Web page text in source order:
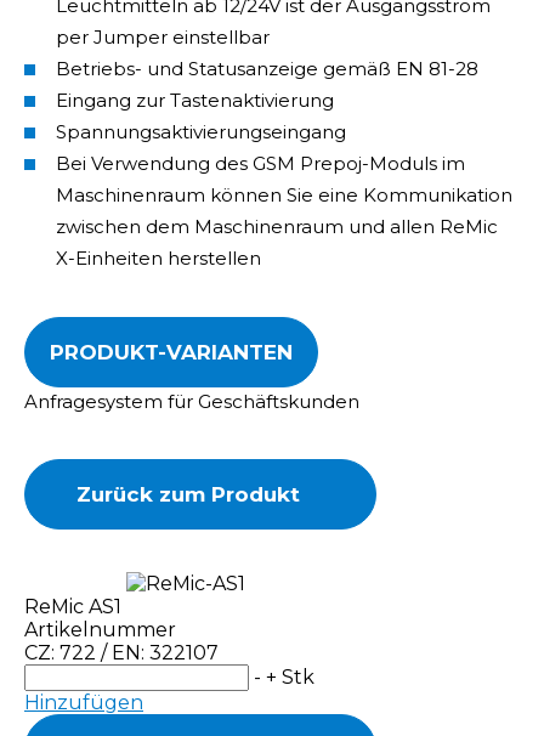
Leuchtmitteln ab 12/24V ist der Ausgangsstrom
per Jumper einstellbar
Betriebs- und Statusanzeige gemäß EN 81-28
Eingang zur Tastenaktivierung
Spannungsaktivierungseingang
Bei Verwendung des GSM Prepoj-Moduls im
Maschinenraum können Sie eine Kommunikation
zwischen dem Maschinenraum und allen ReMic
X-Einheiten herstellen
PRODUKT-VARIANTEN
Anfragesystem für Geschäftskunden
Zurück zum Produkt
ReMic AS1
Artikelnummer
CZ: 722 / EN: 322107
- + Stk
Hinzufügen